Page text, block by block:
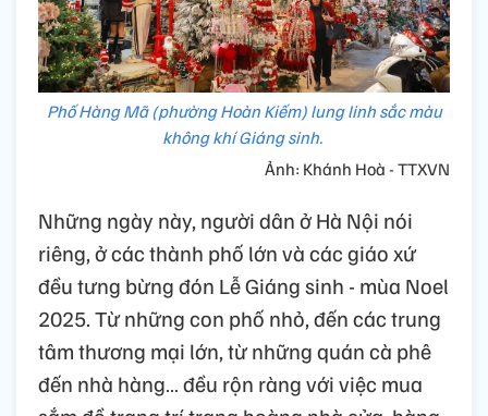
Phố Hàng Mã (phường Hoàn Kiếm) lung linh sắc màu
không khí Giáng sinh.
Ảnh: Khánh Hoà - TTXVN
Những ngày này, người dân ở Hà Nội nói
riêng, ở các thành phố lớn và các giáo xứ
đều tưng bừng đón Lễ Giáng sinh - mùa Noel
2025. Từ những con phố nhỏ, đến các trung
tâm thương mại lớn, từ những quán cà phê
đến nhà hàng… đều rộn ràng với việc mua